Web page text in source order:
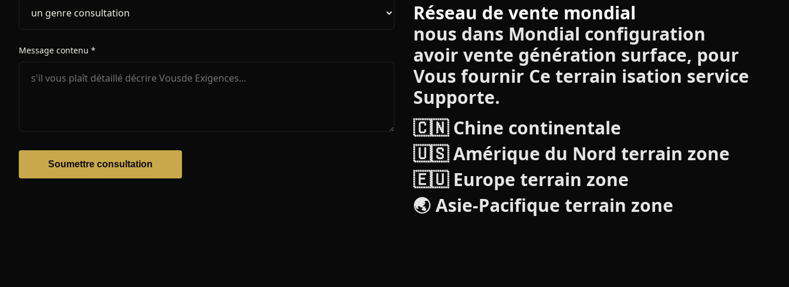
Message contenu *
Soumettre consultation
Réseau de vente mondial
nous dans Mondial configuration
avoir vente génération surface, pour
Vous fournir Ce terrain isation service
Supporte.
🇨🇳 Chine continentale
🇺🇸 Amérique du Nord terrain zone
🇪🇺 Europe terrain zone
🌏 Asie-Pacifique terrain zone